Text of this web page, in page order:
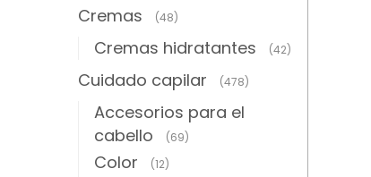
Cremas (48)
Cremas hidratantes (42)
Cuidado capilar (478)
Accesorios para el
cabello
(69)
Color (12)